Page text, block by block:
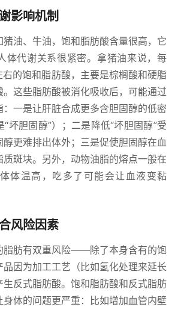
影响机制
猪油、牛油，饱和脂肪酸含量很高，它
体代谢关系很紧密。拿猪油来说，每
的饱和脂肪酸，主要是棕榈酸和硬脂
这些脂肪酸被消化吸收后，可能通过
：一是让肝脏合成更多含胆固醇的低密
坏胆固醇”）；二是降低“坏胆固醇”受
更难排出体外；三是促使胆固醇在血
质斑块。另外，动物油脂的熔点一般在
体温高，吃多了可能会让血液变黏
风险因素
脂肪有双重风险——除了本身含有的饱
因为加工工艺（比如氢化处理来延长
反式脂肪酸。饱和脂肪酸和反式脂肪
体的问题更严重：比如增加血管内壁